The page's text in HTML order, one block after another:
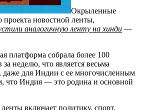
Окрыленные
проекта новостной ленты,
аналогичную ленту на хинди —
платформа собрала более 100
неделю, что является весьма
даже для Индии с ее многочисленным
что Индия — это родина и основной
включает политику, спорт,